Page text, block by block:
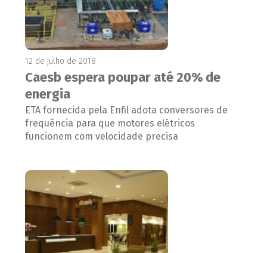
12 de julho de 2018
Caesb espera poupar até 20% de
energia
ETA fornecida pela Enfil adota conversores de
frequência para que motores elétricos
funcionem com velocidade precisa